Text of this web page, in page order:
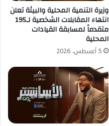
وزيرة التنمية المحلية والبيئة تعلن
انتهاء المقابلات الشخصية لـ195
متقدماً لمسابقة القيادات
المحلية
5 أغسطس، 2026